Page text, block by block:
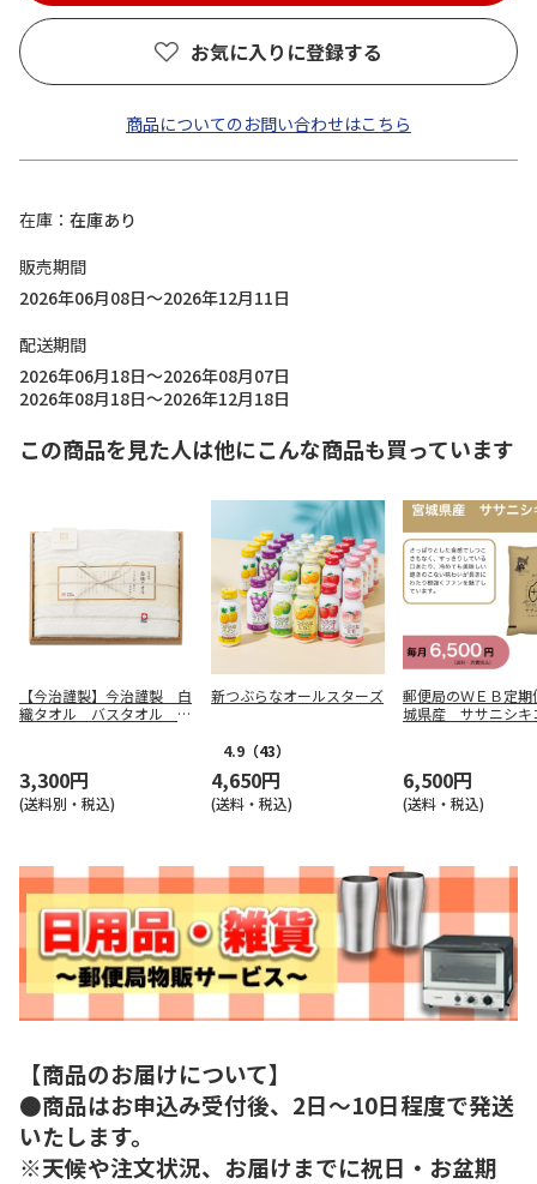
お気に入りに登録する
商品についてのお問い合わせはこちら
在庫
在庫あり
販売期間
2026年06月08日～2026年12月11日
配送期間
2026年06月18日～2026年08月07日
2026年08月18日～2026年12月18日
この商品を見た人は他にこんな商品も買っています
【今治謹製】今治謹製 白
織タオル バスタオル Ｓ
3,300円
(送料別・税込)
新つぶらなオールスターズ
4.9 （43）
4,650円
(送料・税込)
郵便局のＷＥＢ定
城県産 ササニシキ
6,500円
(送料・税込)
【商品のお届けについて】
●商品はお申込み受付後、2日～10日程度で発送
いたします。
※天候や注文状況、お届けまでに祝日・お盆期